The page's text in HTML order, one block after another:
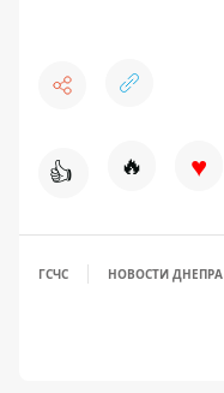
👍 🔥 ♥
ГСЧС НОВОСТИ ДНЕПРА